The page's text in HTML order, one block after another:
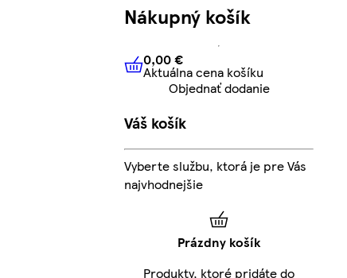
Nákupný košík
0,00 € Aktuálna cena košíku
0,00 €
Aktuálna cena košíku
Objednať dodanie
Váš košík
Vyberte službu, ktorá je pre Vás
najvhodnejšie
Prázdny košík
Produkty, ktoré pridáte do